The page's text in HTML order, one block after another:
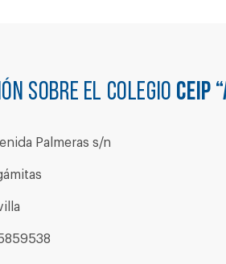
sobre el colegio CEIP
Palmeras s/n